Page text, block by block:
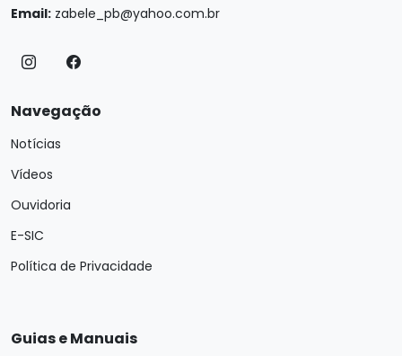
Email: zabele_pb@yahoo.com.br
Navegação
Notícias
Vídeos
Ouvidoria
E-SIC
Política de Privacidade
Guias e Manuais